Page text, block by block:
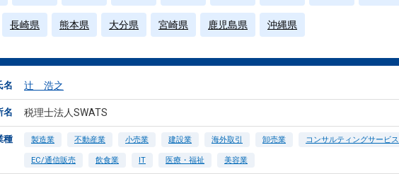
長崎県 熊本県 大分県 宮崎県 鹿児島県 沖縄県
名 辻 浩之
名 税理士法人SWATS
種 製造業 不動産業 小売業 建設業 海外取引 卸売業 コンサルティングサービス
EC/通信販売 飲食業 IT 医療・福祉 美容業